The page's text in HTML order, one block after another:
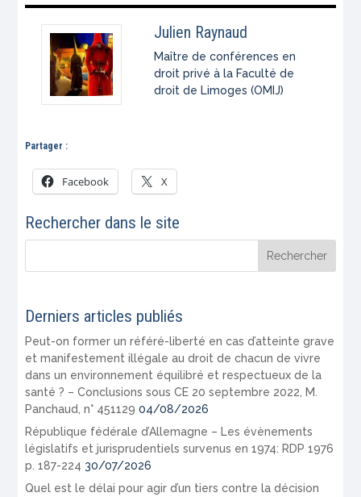
Julien Raynaud
Maître de conférences en
droit privé à la Faculté de
droit de Limoges (OMIJ)
Partager :
Facebook X
Rechercher dans le site
Derniers articles publiés
Peut-on former un référé-liberté en cas d’atteinte grave
et manifestement illégale au droit de chacun de vivre
dans un environnement équilibré et respectueux de la
santé ? – Conclusions sous CE 20 septembre 2022, M.
Panchaud, n° 451129 04/08/2026
République fédérale d’Allemagne – Les évènements
législatifs et jurisprudentiels survenus en 1974: RDP 1976
p. 187-224 30/07/2026
Quel est le délai pour agir d’un tiers contre la décision